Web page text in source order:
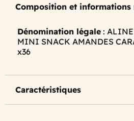
Composition et
Dénomination légale :
MINI SNACK AMANDES
x36
Caractéristiques